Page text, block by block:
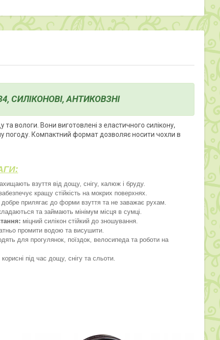
СИЛІКОНОВІ, АНТИКОВЗНІ
вологи. Вони виготовлені з еластичного силікону,
погоду. Компактний формат дозволяє носити чохли в
взуття від дощу, снігу, калюж і бруду.
кращу стійкість на мокрих поверхнях.
добре прилягає до форми взуття та не заважає рухам.
та займають мінімум місця в сумці.
міцний силікон стійкий до зношування.
промити водою та висушити.
для прогулянок, поїздок, велосипеда та роботи на
корисні під час дощу, снігу та сльоти.